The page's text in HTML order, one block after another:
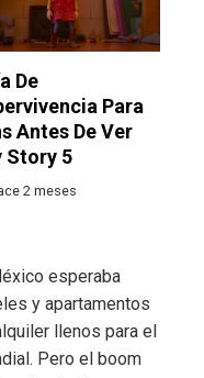
De
Para
Antes De Ver
Story 5
2 meses